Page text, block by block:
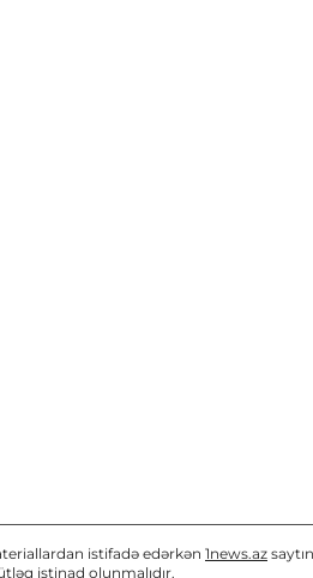
istifadə edərkən 1news.az
istinad olunmalıdır.